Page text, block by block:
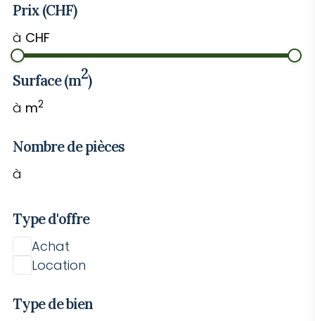
Prix (CHF)
à CHF
Surface (m2)
à m2
Nombre de pièces
à
Type d'offre
Achat
Location
Type de bien